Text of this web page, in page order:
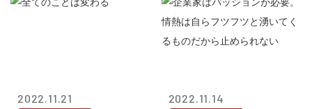
2022.11.21 2022.11.14